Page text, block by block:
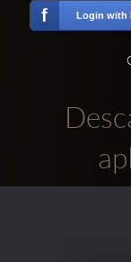
f Login with